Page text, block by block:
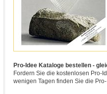
Pro-Idee Kataloge bestellen -
Fordern Sie die kostenlosen Pro-
wenigen Tagen finden Sie die